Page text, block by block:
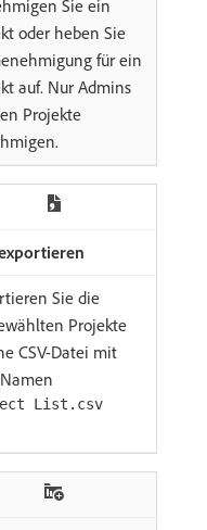
Sie ein
oder heben Sie
für ein
auf. Nur Admins
Projekte
Sie die
Projekte
CSV-Datei mit
List.csv